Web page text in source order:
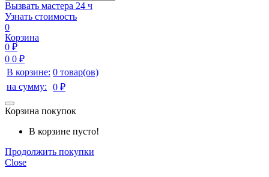
Вызвать мастера 24 ч
Узнать стоимость
0
Корзина
0 ₽
0 0 ₽
В корзине: 0 товар(ов)
на сумму:
0 ₽
Корзина покупок
В корзине пусто!
Продолжить покупки
Close